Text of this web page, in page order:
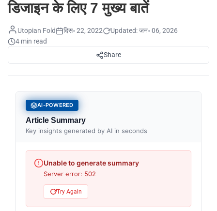
डिजाइन के लिए 7 मुख्य बातें
Utopian Fold दिस॰ 22, 2022 Updated:जन॰ 06, 2026
4 min read
Share
AI-POWERED
Article Summary
Key insights generated by AI in seconds
Unable to generate summary
Server error: 502
Try Again